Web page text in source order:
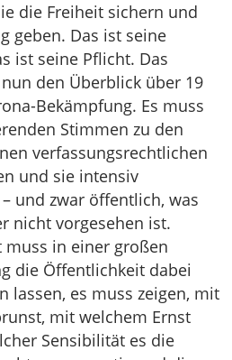
die Freiheit sichern und
geben. Das ist seine
ist seine Pflicht. Das
den Überblick über 19
Bekämpfung. Es muss
Stimmen zu den
verfassungsrechtlichen
und sie intensiv
und zwar öffentlich, was
nicht vorgesehen ist.
muss in einer großen
die Öffentlichkeit dabei
lassen, es muss zeigen, mit
mit welchem Ernst
Sensibilität es die